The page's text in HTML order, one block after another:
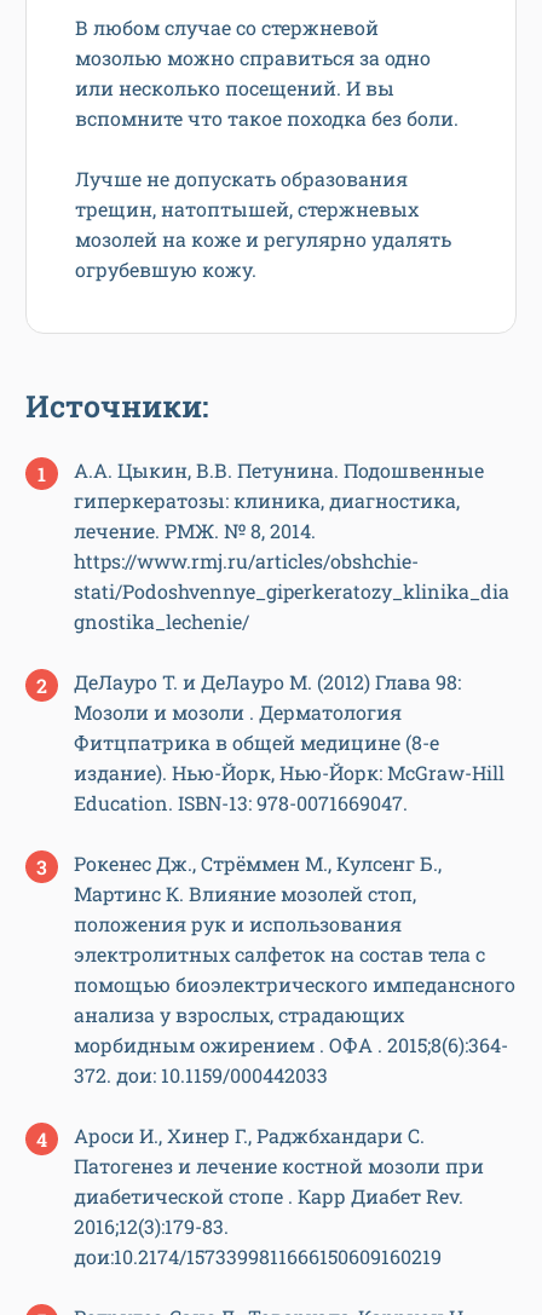
В любом случае со стержневой
мозолью можно справиться за одно
или несколько посещений. И вы
вспомните что такое походка без боли.
Лучше не допускать образования
трещин, натоптышей, стержневых
мозолей на коже и регулярно удалять
огрубевшую кожу.
Источники:
А.А. Цыкин, В.В. Петунина. Подошвенные
гиперкератозы: клиника, диагностика,
лечение. РМЖ. № 8, 2014.
https://www.rmj.ru/articles/obshchie-
stati/Podoshvennye_giperkeratozy_klinika_dia
gnostika_lechenie/
ДеЛауро Т. и ДеЛауро М. (2012) Глава 98:
Мозоли и мозоли . Дерматология
Фитцпатрика в общей медицине (8-е
издание). Нью-Йорк, Нью-Йорк: McGraw-Hill
Education. ISBN-13: 978-0071669047.
Рокенес Дж., Стрёммен М., Кулсенг Б.,
Мартинс К. Влияние мозолей стоп,
положения рук и использования
электролитных салфеток на состав тела с
помощью биоэлектрического импедансного
анализа у взрослых, страдающих
морбидным ожирением . ОФА . 2015;8(6):364-
372. дои: 10.1159/000442033
Ароси И., Хинер Г., Раджбхандари С.
Патогенез и лечение костной мозоли при
диабетической стопе . Карр Диабет Rev.
2016;12(3):179-83.
дои:10.2174/1573399811666150609160219